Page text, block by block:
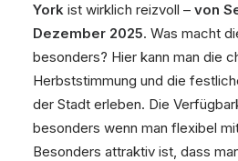
York ist wirklich reizvoll – von
Dezember 2025. Was macht
besonders? Hier kann man die
Herbststimmung und die
der Stadt erleben. Die
besonders wenn man flexibel
Besonders attraktiv ist, dass